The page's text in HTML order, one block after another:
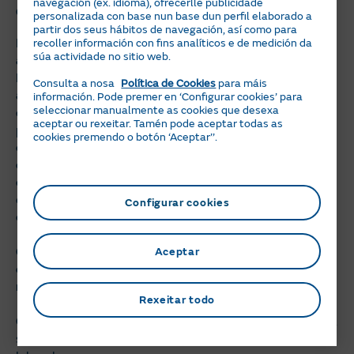
de Ruanda
Durante máis de 14 anos, a poboación congolesa sufriu
as consecuencias da guerra e tivo que refuxiarse en
Ruanda. Dende entón, Entreculturas apoiou e
acompañou esta poboación no sector da educación,
dende a infantil á secundaria. O proxecto que
presentamos solicita fondos para outorgarbolsas a 100
estudantes de maneira que poidan finalizar os seus
estudos de secundaria
comprendidas entre os15 e os 17 anosbeneficiaranse
das bolsas que se outorgaránde maneira equitativa
entre mozos e mozas.
Cada bolsa anual por estudante ten un custo de 255
euros. A bolsa cobre o pagamento da taxa escolar,
material escolar e gastos médicos.
Grazas a estas bolsas, os 100 mozos poderán terminar a
secundaria e terán maiores oportunidades no mercado
navegación (ex. idioma), ofrecerlle publicidade
personalizada con base nun base dun perfil elaborado a
partir dos seus hábitos de navegación, así como para
recoller información con fins analíticos e de medición da
súa actividade no sitio web.
Consulta a nosa Política de Cookies para máis
información. Pode premer en ‘Configurar cookies’ para
seleccionar manualmente as cookies que desexa
aceptar ou rexeitar. Tamén pode aceptar todas as
cookies premendo o botón ‘Aceptar’’.
Configurar cookies
Rexeitar todo
Aceptar